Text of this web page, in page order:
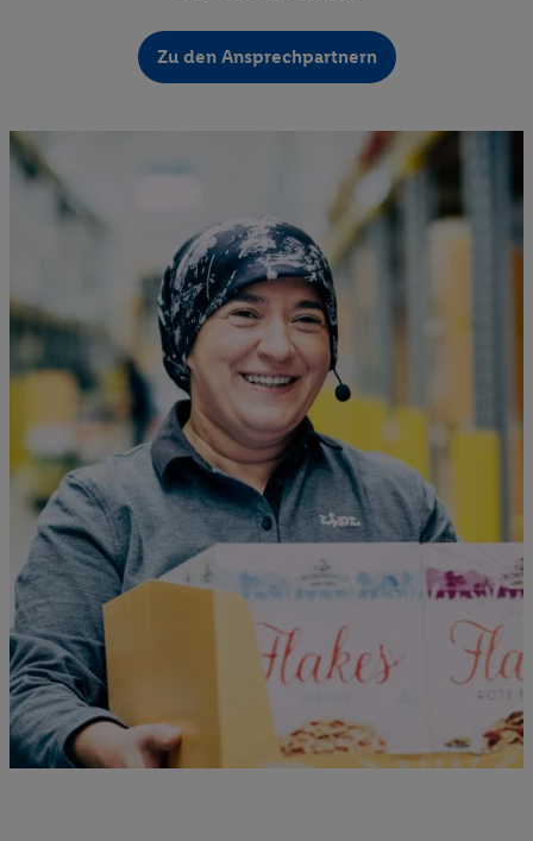
Zu den Ansprechpartnern